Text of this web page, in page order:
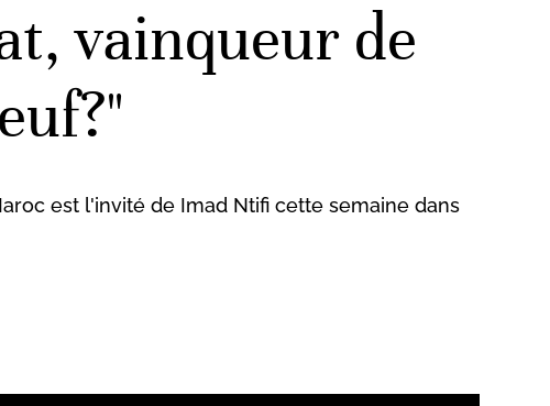
vainqueur de
est l'invité de Imad Ntifi cette semaine dans